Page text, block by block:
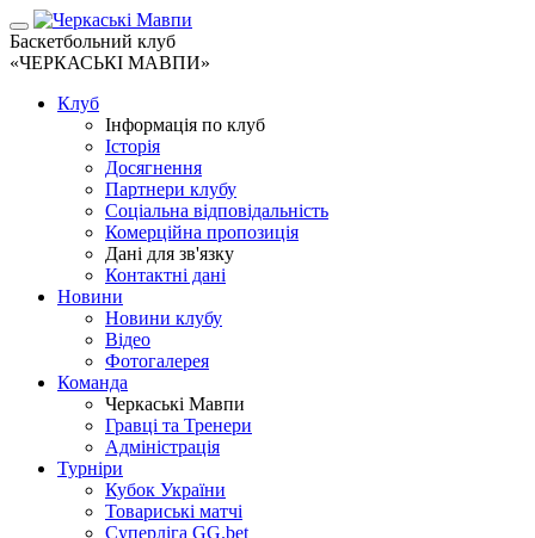
Баскетбольний клуб
«ЧЕРКАСЬКІ МАВПИ»
Клуб
Інформація по клуб
Історія
Досягнення
Партнери клубу
Соціальна відповідальність
Комерційна пропозиція
Дані для зв'язку
Контактні дані
Новини
Новини клубу
Відео
Фотогалерея
Команда
Черкаські Мавпи
Гравці та Тренери
Адміністрація
Турніри
Кубок України
Товариські матчі
Суперліга GG.bet